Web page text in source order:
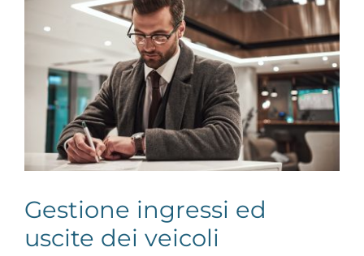
Gestione ingressi ed
uscite dei veicoli